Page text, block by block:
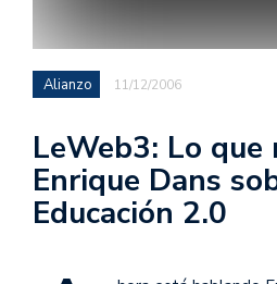
Alianzo 11/12/2006
LeWeb3: Lo que
Enrique Dans
Educación 2.0